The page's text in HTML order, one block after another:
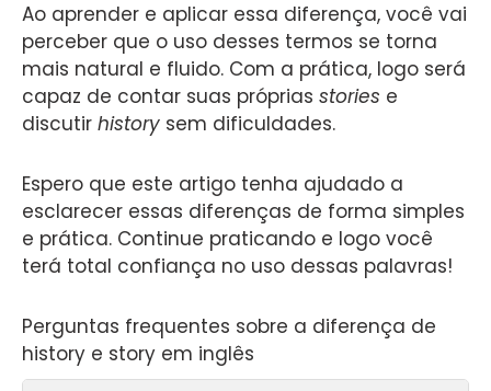
Ao aprender e aplicar essa diferença, você vai
perceber que o uso desses termos se torna
mais natural e fluido. Com a prática, logo será
capaz de contar suas próprias stories e
discutir history sem dificuldades.
Espero que este artigo tenha ajudado a
esclarecer essas diferenças de forma simples
e prática. Continue praticando e logo você
terá total confiança no uso dessas palavras!
Perguntas frequentes sobre a diferença de
history e story em inglês